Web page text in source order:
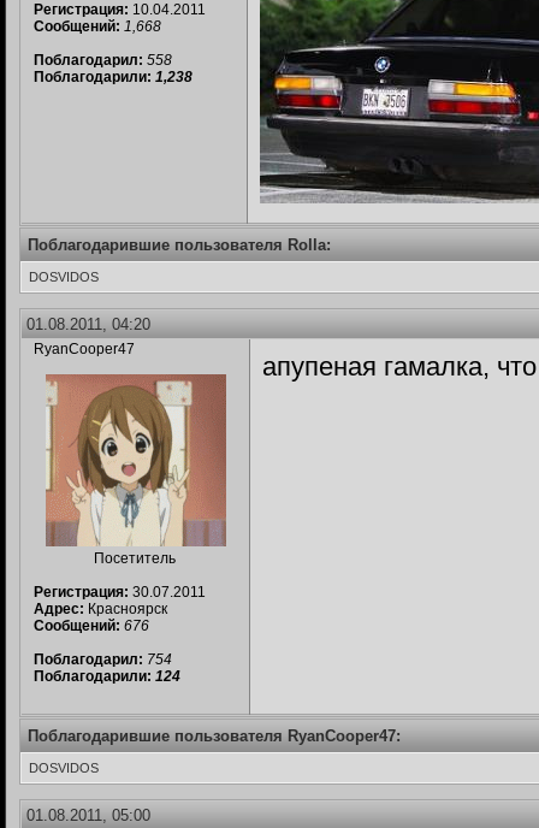
Регистрация: 10.04.2011
Сообщений: 1,668
Поблагодарил: 558
Поблагодарили: 1,238
Поблагодарившие пользователя Rolla:
DOSVIDOS
01.08.2011, 04:20
RyanCooper47
Посетитель
Регистрация: 30.07.2011
Адрес: Красноярск
Сообщений: 676
Поблагодарил: 754
Поблагодарили: 124
апупеная гамалка,
Поблагодарившие пользователя RyanCooper47:
DOSVIDOS
01.08.2011, 05:00